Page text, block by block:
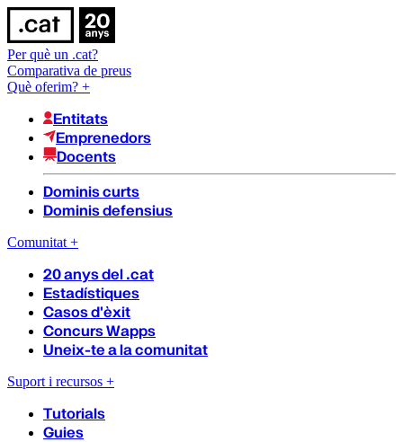
Per què un .cat?
Comparativa de preus
Què oferim? +
Entitats
Emprenedors
Docents
Dominis curts
Dominis defensius
Comunitat +
20 anys del .cat
Estadístiques
Casos d'èxit
Concurs Wapps
Uneix-te a la comunitat
Suport i recursos +
Tutorials
Guies